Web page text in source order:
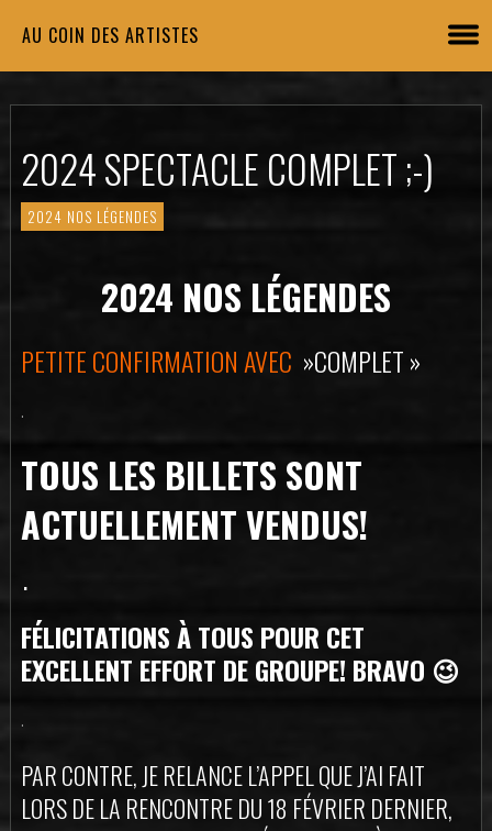
AU COIN DES ARTISTES
2024 SPECTACLE COMPLET ;-)
2024 NOS LÉGENDES
2024 NOS LÉGENDES
PETITE CONFIRMATION AVEC »COMPLET »
.
TOUS LES BILLETS SONT
ACTUELLEMENT VENDUS!
.
FÉLICITATIONS À TOUS POUR CET
EXCELLENT EFFORT DE GROUPE! BRAVO 😉
.
PAR CONTRE, JE RELANCE L’APPEL QUE J’AI FAIT
LORS DE LA RENCONTRE DU 18 FÉVRIER DERNIER,